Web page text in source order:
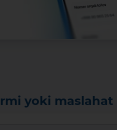
yoki maslahat